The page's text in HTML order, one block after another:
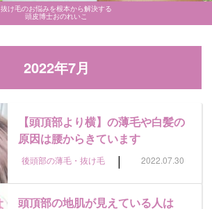
抜け毛のお悩みを根本から解決する
頭皮博士おのれいこ
2022年7月
【頭頂部より横】の薄毛や白髪の
原因は腰からきています
後頭部の薄毛・抜け毛 | 2022.07.30
頭頂部の地肌が見えている人は